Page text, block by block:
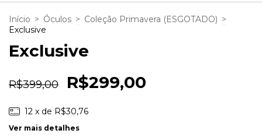
Início > Óculos > Coleção Primavera (ESGOTADO) >
Exclusive
Exclusive
R$399,00 R$299,00
12 x de R$30,76
Ver mais detalhes